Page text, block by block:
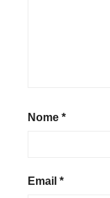
Nome *
Email *